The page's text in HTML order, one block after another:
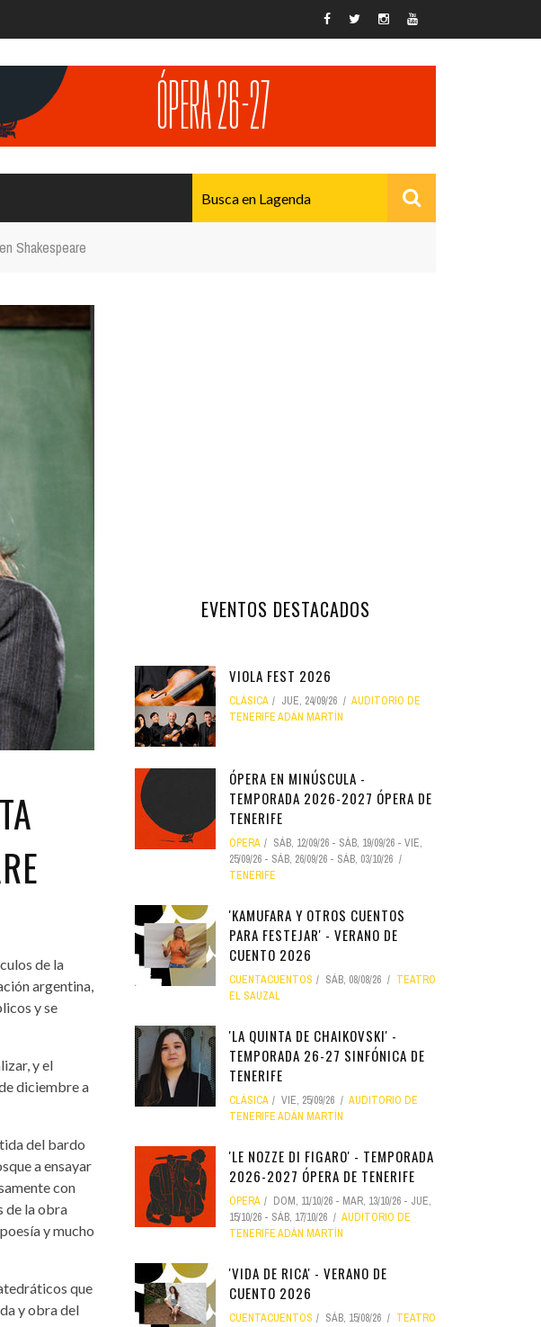
2026
Shakespeare
de la
argentina,
y se
y el
diciembre a
del bardo
a ensayar
con
de la obra
y mucho
que
y obra del
EVENTOS DESTACADOS
VIOLA FEST 2026
CLÁSICA JUE, 24/09/26
AUDITORIO DE
TENERIFE ADÁN MARTÍN
ÓPERA EN MINÚSCULA -
TEMPORADA 2026-2027 ÓPERA DE
TENERIFE
ÓPERA SÁB, 12/09/26 - SÁB, 19/09/26 - VIE,
25/09/26 - SÁB, 26/09/26 - SÁB, 03/10/26
TENERIFE
'KAMUFARA Y OTROS CUENTOS
PARA FESTEJAR' - VERANO DE
CUENTO 2026
CUENTACUENTOS SÁB, 08/08/26
TEATRO
EL SAUZAL
'LA QUINTA DE CHAIKOVSKI' -
TEMPORADA 26-27 SINFÓNICA DE
TENERIFE
CLÁSICA VIE, 25/09/26
AUDITORIO DE
TENERIFE ADÁN MARTÍN
'LE NOZZE DI FIGARO' - TEMPORADA
2026-2027 ÓPERA DE TENERIFE
ÓPERA DOM, 11/10/26 - MAR, 13/10/26 - JUE,
15/10/26 - SÁB, 17/10/26
AUDITORIO DE
TENERIFE ADÁN MARTÍN
'VIDA DE RICA' - VERANO DE
CUENTO 2026
CUENTACUENTOS SÁB, 15/08/26
TEATRO